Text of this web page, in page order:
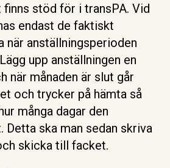
stöd för i transPA. Vid
endast de faktiskt
när anställningsperioden
upp anställningen en
när månaden är slut går
och trycker på hämta så
många dagar den
Detta ska man sedan skriva
skicka till facket.